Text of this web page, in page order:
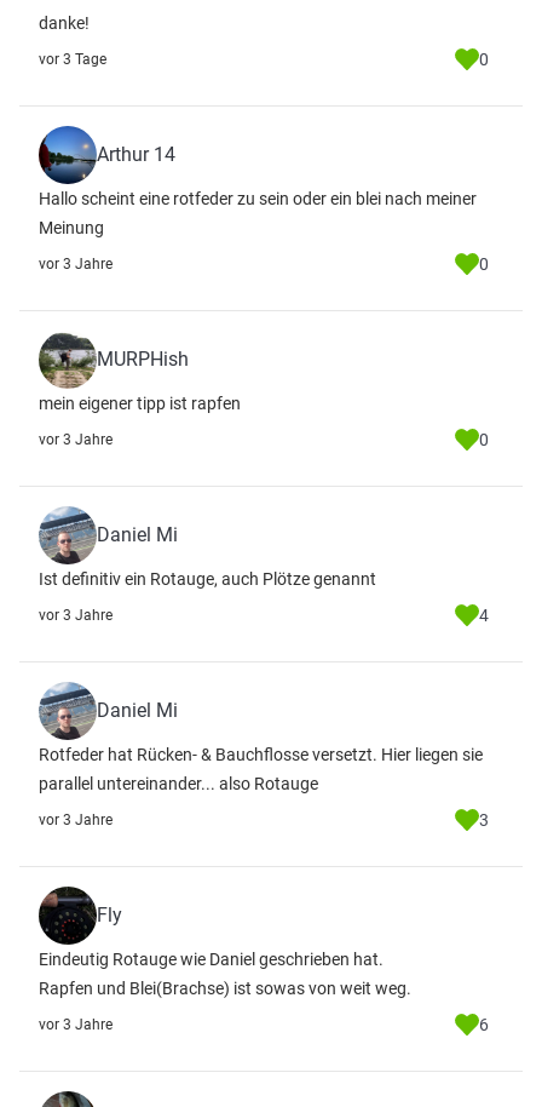
danke!
vor 3 Tage 0
Arthur 14
Hallo scheint eine rotfeder zu sein oder ein blei nach meiner
Meinung
vor 3 Jahre 0
MURPHish
mein eigener tipp ist rapfen
vor 3 Jahre 0
Daniel Mi
Ist definitiv ein Rotauge, auch Plötze genannt
vor 3 Jahre 4
Daniel Mi
Rotfeder hat Rücken- & Bauchflosse versetzt. Hier liegen sie
parallel untereinander... also Rotauge
vor 3 Jahre 3
Fly
Eindeutig Rotauge wie Daniel geschrieben hat.
Rapfen und Blei(Brachse) ist sowas von weit weg.
vor 3 Jahre 6